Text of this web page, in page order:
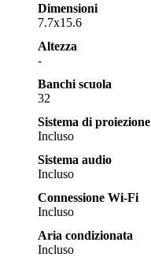
Dimensioni
7.7x15.6
Altezza
-
Banchi scuola
32
Sistema di proiezione
Incluso
Sistema audio
Incluso
Connessione Wi-Fi
Incluso
Aria condizionata
Incluso